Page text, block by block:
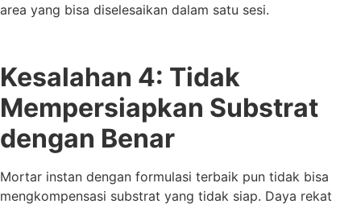
area yang bisa diselesaikan dalam satu sesi.
Kesalahan 4: Tidak
Mempersiapkan Substrat
dengan Benar
Mortar instan dengan formulasi terbaik pun tidak bisa
mengkompensasi substrat yang tidak siap. Daya rekat